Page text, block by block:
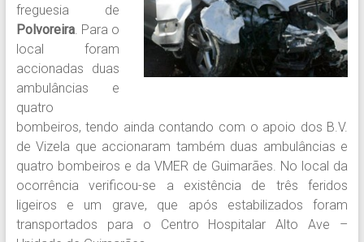
freguesia de
Polvoreira. Para o
local foram
accionadas duas
ambulâncias e
quatro
bombeiros, tendo ainda contando com o apoio dos B.V.
de Vizela que accionaram também duas ambulâncias e
quatro bombeiros e da VMER de Guimarães. No local da
ocorrência verificou-se a existência de três feridos
ligeiros e um grave, que após estabilizados foram
transportados para o Centro Hospitalar Alto Ave –